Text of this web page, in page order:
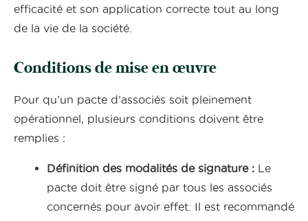
efficacité et son application correcte tout au long
de la vie de la société.
Conditions de mise en œuvre
Pour qu’un pacte d’associés soit pleinement
opérationnel, plusieurs conditions doivent être
remplies :
Définition des modalités de signature : Le
pacte doit être signé par tous les associés
concernés pour avoir effet. Il est recommandé